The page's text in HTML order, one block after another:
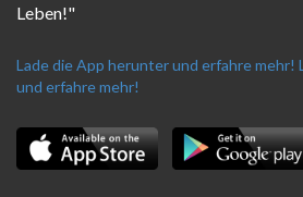
Leben!"
Lade die App herunter und erfahre mehr!
und erfahre mehr!